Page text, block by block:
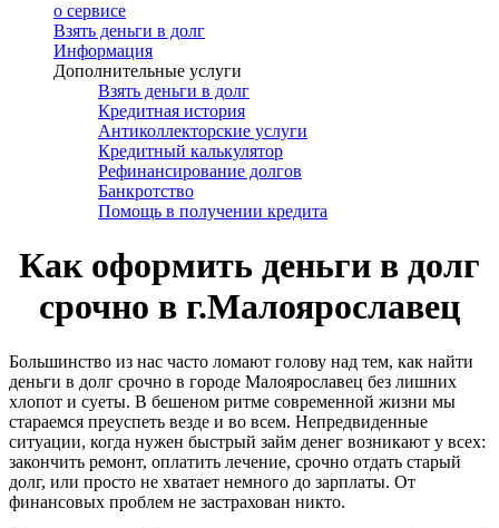
о сервисе
Взять деньги в долг
Информация
Дополнительные услуги
Взять деньги в долг
Кредитная история
Антиколлекторские услуги
Кредитный калькулятор
Рефинансирование долгов
Банкротство
Помощь в получении кредита
Как оформить деньги в долг
срочно в г.Малоярославец
Большинство из нас часто ломают голову над тем, как найти
деньги в долг срочно в городе Малоярославец без лишних
хлопот и суеты. В бешеном ритме современной жизни мы
стараемся преуспеть везде и во всем. Непредвиденные
ситуации, когда нужен быстрый займ денег возникают у всех:
закончить ремонт, оплатить лечение, срочно отдать старый
долг, или просто не хватает немного до зарплаты. От
финансовых проблем не застрахован никто.